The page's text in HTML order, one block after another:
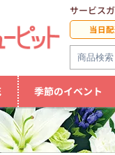
サービス
当日
季節のイベント